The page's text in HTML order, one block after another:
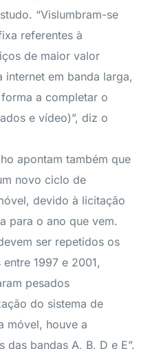
“Vislumbram-se
referentes à
de maior valor
em banda larga,
a completar o
e vídeo)”, diz o
apontam também que
novo ciclo de
devido à licitação
para o ano que vem.
ser repetidos os
1997 e 2001,
pesados
do sistema de
móvel, houve a
bandas A, B, D e E”.